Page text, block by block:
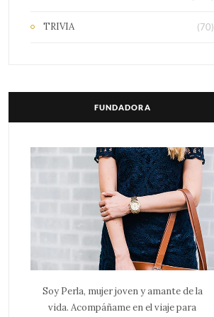
TRIVIA (70)
FUNDADORA
Soy Perla, mujer joven y amante de la
vida. Acompáñame en el viaje para